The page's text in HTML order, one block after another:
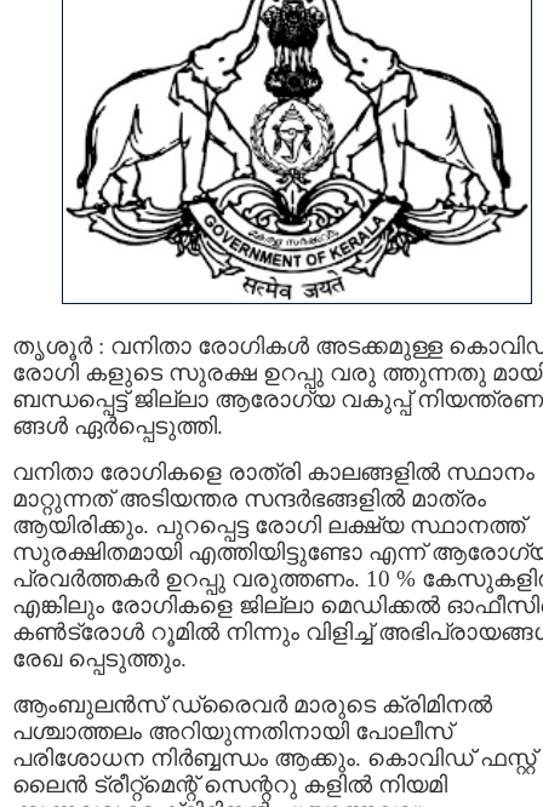
തൃശൂര്‍ : വനിതാ രോഗികൾ അടക്കമുള്ള
രോഗി കളുടെ സുരക്ഷ ഉറപ്പു വരു ത്തുന്നതു
ബന്ധപ്പെട്ട് ജില്ലാ ആരോഗ്യ വകുപ്പ് നിയന്ത്രണ
ങ്ങൾ ഏർപ്പെടുത്തി.
വനിതാ രോഗികളെ രാത്രി കാലങ്ങളിൽ സ്ഥാനം
മാറ്റുന്നത് അടിയന്തര സന്ദർഭങ്ങളിൽ മാത്രം
ആയിരിക്കും. പുറപ്പെട്ട രോഗി ലക്ഷ്യ സ്ഥാനത്ത്
സുരക്ഷിതമായി എത്തിയിട്ടുണ്ടോ എന്ന്
പ്രവർത്തകർ ഉറപ്പു വരുത്തണം. 10 %
എങ്കിലും രോഗികളെ ജില്ലാ മെഡിക്കൽ
കൺട്രോൾ റൂമിൽ നിന്നും വിളിച്ച്
രേഖ പ്പെടുത്തും.
ആംബുലൻസ് ഡ്രൈവർ മാരുടെ ക്രിമിനൽ
പശ്ചാത്തലം അറിയുന്നതിനായി പോലീസ്
പരിശോധന നിര്‍ബ്ബന്ധം ആക്കും. കൊവിഡ് ഫസ്റ്റ്
ലൈൻ ട്രീറ്റ്മെന്റ് സെന്ററു കളിൽ നിയമി